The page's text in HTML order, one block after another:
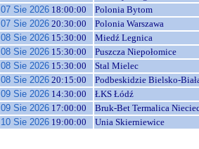
07 Sie 2026 18:00:00
Polonia Bytom
07 Sie 2026 20:30:00
Polonia Warszawa
08 Sie 2026 15:30:00
Miedź Legnica
08 Sie 2026 15:30:00
Puszcza Niepołomice
08 Sie 2026 15:30:00
Stal Mielec
08 Sie 2026 20:15:00
Podbeskidzie Bielsko-
09 Sie 2026 14:30:00
ŁKS Łódź
09 Sie 2026 17:00:00
Bruk-Bet Termalica
10 Sie 2026 19:00:00 Unia Skierniewice